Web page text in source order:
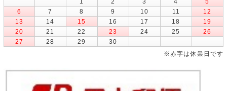
6
7 8 9 10 11
12
13
14 15 16 17 18
19
20
21 22 23 24 25
26
27
28 29
30
※赤字は休業日です